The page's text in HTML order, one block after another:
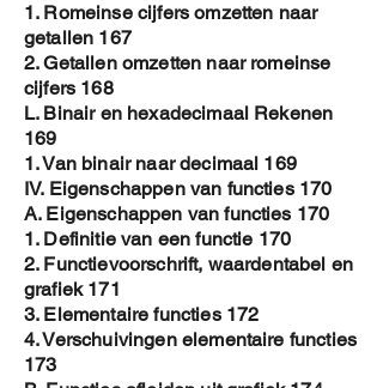
1. Romeinse cijfers omzetten naar
getallen 167
2. Getallen omzetten naar romeinse
cijfers 168
L. Binair en hexadecimaal Rekenen
169
1. Van binair naar decimaal 169
IV. Eigenschappen van functies 170
A. Eigenschappen van functies 170
1. Definitie van een functie 170
2. Functievoorschrift, waardentabel en
grafiek 171
3. Elementaire functies 172
4. Verschuivingen elementaire functies
173